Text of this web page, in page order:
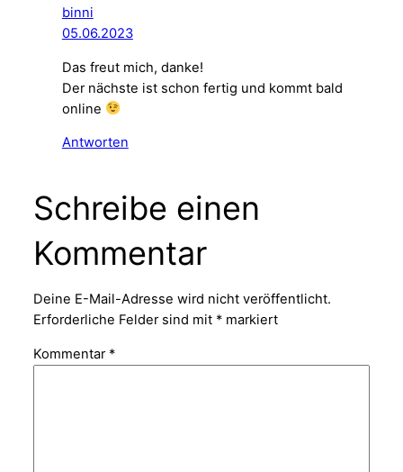
binni
05.06.2023
Das freut mich, danke!
Der nächste ist schon fertig und kommt bald
online
Antworten
Schreibe einen
Kommentar
Deine E-Mail-Adresse wird nicht veröffentlicht.
Erforderliche Felder sind mit *markiert
Kommentar *